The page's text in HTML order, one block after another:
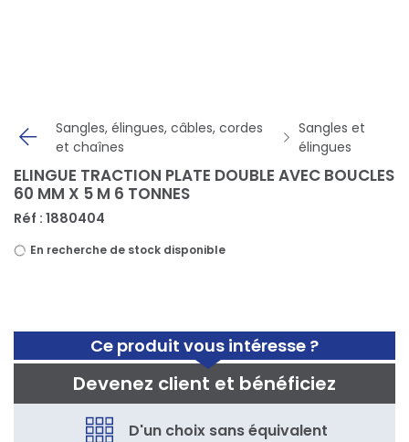
Sangles, élingues, câbles, cordes
et chaînes
Sangles et
élingues
Ce produit vous intéresse ?
Devenez client et bénéficiez
D'un choix sans équivalent
ELINGUE TRACTION PLATE DOUBLE AVEC BOUCLES
60 MM X 5 M 6 TONNES
Réf : 1880404
En recherche de stock disponible